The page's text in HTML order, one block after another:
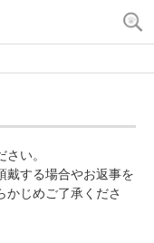
い。
戴する場合やお返事を
かじめご了承くださ